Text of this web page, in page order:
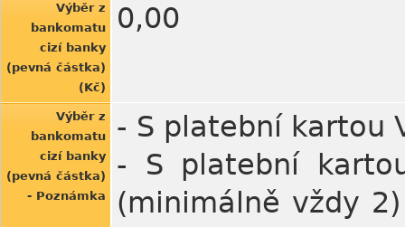
Výběr z
bankomatu
cizí banky
(pevná částka)
(Kč)
0,00
Výběr z
bankomatu
cizí banky
(pevná částka)
- Poznámka
- S platební kartou
- S platební
(minimálně vždy